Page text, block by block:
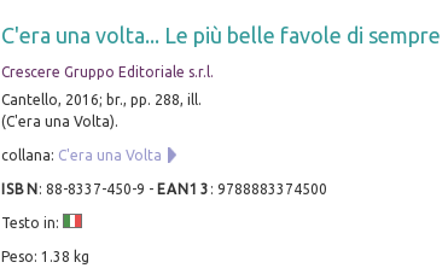
C'era una volta... Le più belle favole di sempre
Crescere Gruppo Editoriale s.r.l.
Cantello, 2016; br., pp. 288, ill.
(C'era una Volta).
collana: C'era una Volta
ISBN : 88-8337-450-9 - EAN13 : 9788883374500
Testo in:
Peso: 1.38 kg